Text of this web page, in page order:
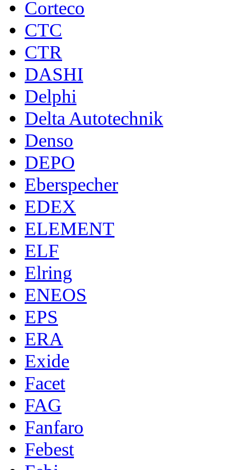
Corteco
CTC
CTR
DASHI
Delphi
Delta Autotechnik
Denso
DEPO
Eberspecher
EDEX
ELEMENT
ELF
Elring
ENEOS
EPS
ERA
Exide
Facet
FAG
Fanfaro
Febest